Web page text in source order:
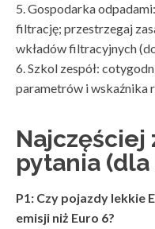
5. Gospodarka
filtrację; przestrzegaj
wkładów filtracyjnych
6. Szkol zespół:
parametrów i wskaźnika
Najczęściej
pytania (dla
P1: Czy pojazdy lekkie
emisji niż Euro 6?